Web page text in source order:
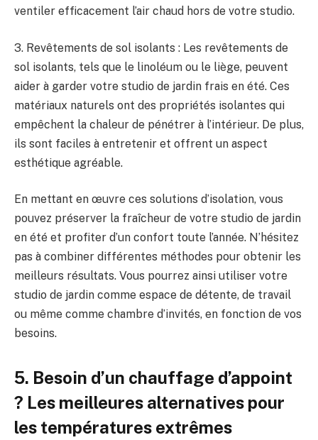
ventiler ‌efficacement l’air chaud hors de votre⁤ studio.
3.⁢ Revêtements de sol isolants : Les revêtements de
sol isolants, tels que le linoléum ou le liège, peuvent⁢
aider à garder votre studio de jardin‌ frais⁤ en été. Ces
matériaux naturels ont des propriétés isolantes​ qui
empêchent la chaleur de pénétrer à⁤ l’intérieur. De plus,
ils sont faciles à entretenir et offrent un aspect
esthétique agréable.
En mettant en ⁣œuvre ces solutions ‌d’isolation, vous
pouvez préserver ⁣la fraîcheur de votre studio de jardin
en ⁢été ‍et profiter d’un confort toute​ l’année. N’hésitez
pas à‌ combiner différentes méthodes pour ‌obtenir les
meilleurs résultats.⁣ Vous⁤ pourrez ainsi‍ utiliser votre
studio de jardin‌ comme espace de​ détente, de‍ travail
ou même comme chambre d’invités, en fonction de vos
besoins.
5.​ Besoin d’un chauffage d’appoint
? Les meilleures⁣ alternatives pour
les ⁤températures extrêmes